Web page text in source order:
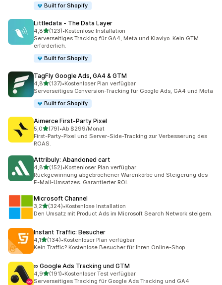
Built for Shopify
Littledata ‑ The Data Layer
4,8von 5 Sternen
(123)
123 Rezensionen insgesamt
•Kostenlose Installation
Serverseitiges Tracking für GA4, Meta und Klaviyo. Kein GTM
erforderlich.
Built for Shopify
TagFly Google Ads, GA4 & GTM
4,8von 5 Sternen
(137)
137 Rezensionen insgesamt
•Kostenloser Plan verfügbar
Serverseitiges Conversion-Tracking für Google Ads, GA4 und Meta
Built for Shopify
Aimerce First‑Party Pixel
5,0von 5 Sternen
(79)
79 Rezensionen insgesamt
•Ab $299/Monat
First-Party-Pixel und Server-Side-Tracking zur Verbesserung des
ROAS.
Attribuly: Abandoned cart
4,8von 5 Sternen
(152)
152 Rezensionen insgesamt
•Kostenloser Plan verfügbar
Rückgewinnung abgebrochener Warenkörbe und Steigerung des
E-Mail-Umsatzes. Garantierter ROI.
Microsoft Channel
3,2von 5 Sternen
(324)
324 Rezensionen insgesamt
•Kostenlose Installation
Den Umsatz mit Product Ads im Microsoft Search Network steigern.
Instant Traffic: Besucher
4,1von 5 Sternen
(134)
134 Rezensionen insgesamt
•Kostenloser Plan verfügbar
Kein Traffic? Kostenlose Besucher für Ihren Online-Shop
∞ Google Ads Tracking und GTM
4,9von 5 Sternen
(191)
191 Rezensionen insgesamt
•Kostenloser Test verfügbar
Serverseitiges Tracking für Google Ads Tracking und GA4